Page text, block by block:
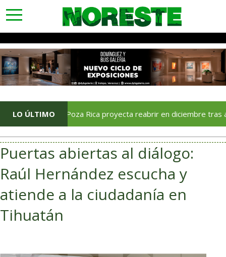
toggle
navigation
LO ÚLTIMO
Soriana Poza Rica proyecta reabrir en diciembre tras avance
Puertas abiertas al diálogo:
Raúl Hernández escucha y
atiende a la ciudadanía en
Tihuatán